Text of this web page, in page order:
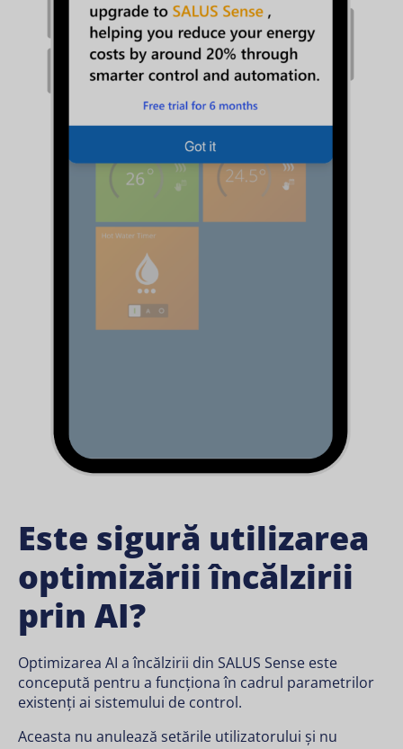
Este sigură utilizarea
optimizării încălzirii
prin AI?
Optimizarea AI a încălzirii din SALUS Sense este
concepută pentru a funcționa în cadrul parametrilor
existenți ai sistemului de control.
Aceasta nu anulează setările utilizatorului și nu